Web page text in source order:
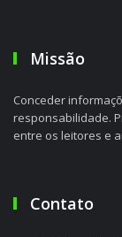
Missão
Conceder
responsabilidade.
entre os leitores e
Contato